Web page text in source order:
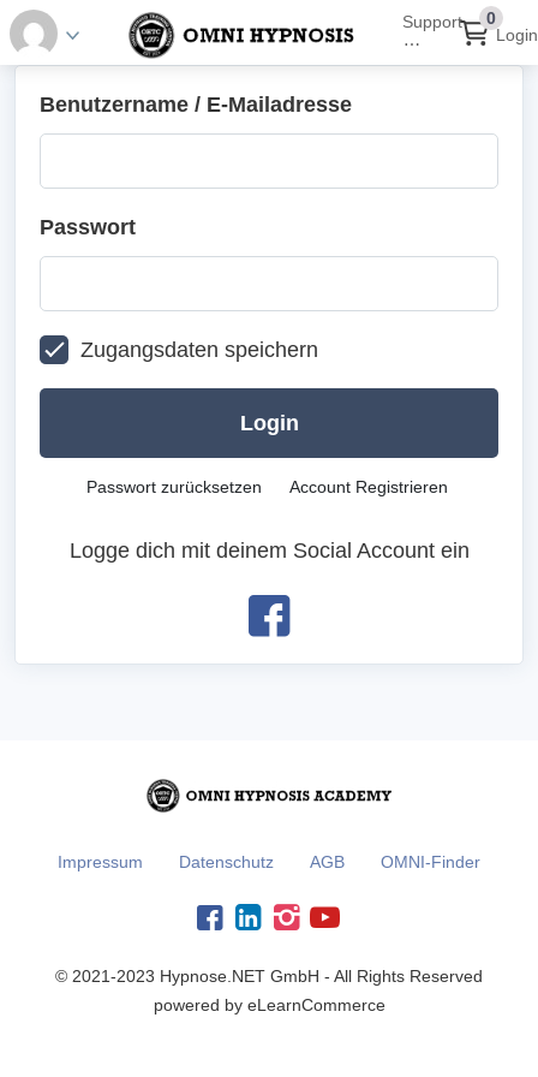
Support
⋯
0
Login
Benutzername / E-Mailadresse
Passwort
Zugangsdaten speichern
Login
Passwort zurücksetzen Account Registrieren
Logge dich mit deinem Social Account ein
Impressum Datenschutz AGB OMNI-Finder
© 2021-2023 Hypnose.NET GmbH - All Rights Reserved
powered by eLearnCommerce